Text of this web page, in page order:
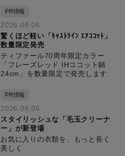
PR情報
2026.08.06
驚くほど軽い「ｷｬｽﾄﾗｲﾝ ｴｱｺｺｯﾄ」
数量限定発売
ティファール70周年限定カラー
「フレーズレッド IHココット鍋
24cm」を数量限定で発売します
PR情報
2026.08.05
スタイリッシュな「毛玉クリーナ
ー」が新登場
お気に入りの衣類を、もっと長く
美しく